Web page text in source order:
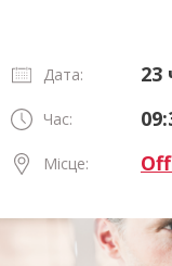
Дата: 23
Час:
Місце: